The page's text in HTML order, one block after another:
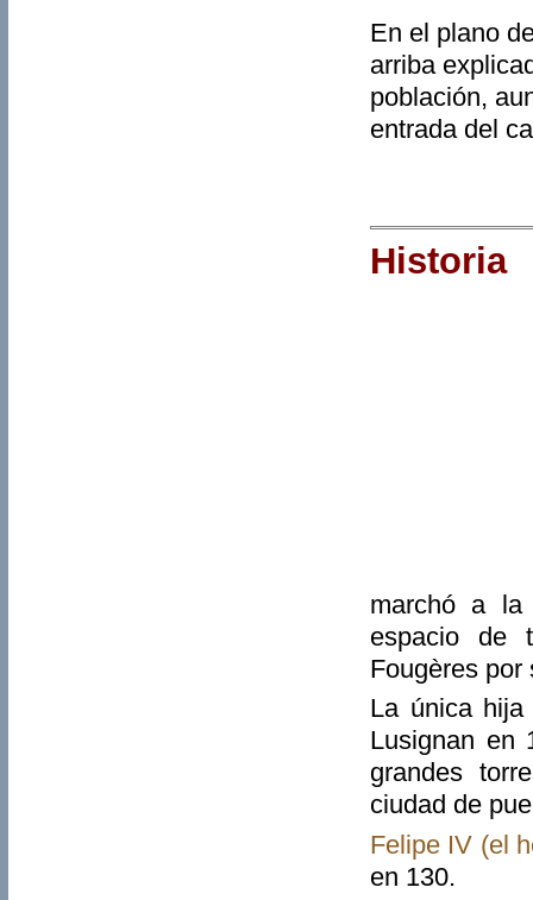
En el plano
arriba
población,
entrada del
Historia
marchó a la
espacio de
Fougères por
La única
Lusignan en
grandes
ciudad de
Felipe IV (el
en 130.